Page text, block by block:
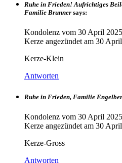
Ruhe in Frieden! Aufrichtiges
Familie Brunner says:
Kondolenz vom 30 April 2025
Kerze angezündet am 30
Kerze-Klein
Antworten
Ruhe in Frieden, Familie
Kondolenz vom 30 April 2025
Kerze angezündet am 30
Kerze-Gross
Antworten